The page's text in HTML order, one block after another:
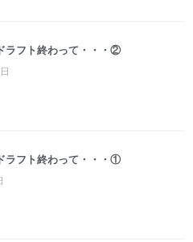
ラフト終わって・・・②
ラフト終わって・・・①